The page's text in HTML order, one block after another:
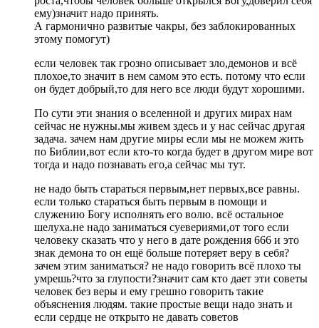
ему)значит надо принять.
А гармонично развитые чакры, без заблокированных
этому помогут)
если человек так грозно описывает зло,демонов и всё
плохое,то значит в нем самом это есть. потому что если
он будет добрый,то для него все люди будут хорошими.
По сути эти знания о вселенной и других мирах нам
сейчас не нужны.мы живем здесь и у нас сейчас другая
задача. зачем нам другие миры если мы не можем жить
по Библии,вот если кто-то когда будет в другом мире вот
тогда и надо познавать его,а сейчас мы тут.
не надо быть стараться первым,нет первых,все равны.
если только стараться быть первым в помощи и
служению Богу исполнять его волю. всё остальное
шелуха.не надо заниматься суевериями,от того если
человеку сказать что у него в дате рождения 666 и это
знак демона то он ещё больше потеряет веру в себя?
зачем этим заниматься? не надо говорить всё плохо ты
умрешь?что за глупости?значит сам кто дает эти советы
человек без веры и ему грешно говорить такие
объяснения людям. такие простые вещи надо знать и
если сердце не открыто не давать советов